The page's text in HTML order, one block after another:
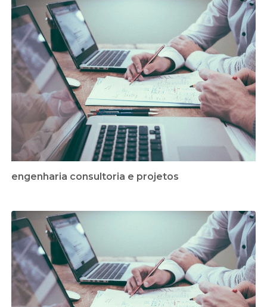
engenharia consultoria e projetos